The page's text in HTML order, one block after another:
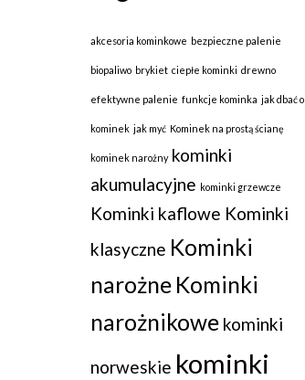
akcesoria kominkowe bezpieczne palenie
biopaliwo brykiet ciepłe kominki drewno
efektywne palenie funkcje kominka jak dbać o
kominek jak myć Kominek na prostą ścianę
kominek narożny kominki
akumulacyjne kominki grzewcze
Kominki kaflowe Kominki
klasyczne Kominki
narożne Kominki
narożnikowe kominki
norweskie kominki